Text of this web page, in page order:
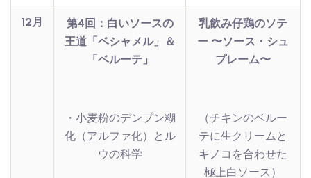
12月
第4回：白いソースの
王道「ベシャメル」＆
「ベルーテ」
・小麦粉のデンプン糊
化（アルファ化）とル
ウの科学
乳飲み仔鶏のソテ
ー 〜ソース・シュ
プレーム〜
（チキンのベルー
テに生クリームと
キノコを合わせた
極上白ソース）